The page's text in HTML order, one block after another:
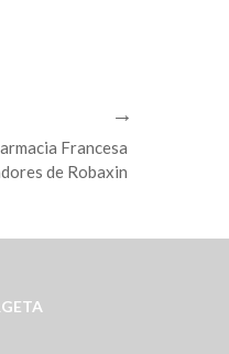
Francesa
de Robaxin